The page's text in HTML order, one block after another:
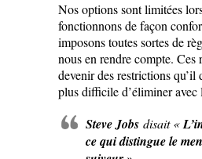
Nos options sont limitées
fonctionnons de façon
imposons toutes sortes de
nous en rendre compte. Ces
devenir des restrictions qu’il
plus difficile d’éliminer avec
Steve Jobs disait «
ce qui distingue le